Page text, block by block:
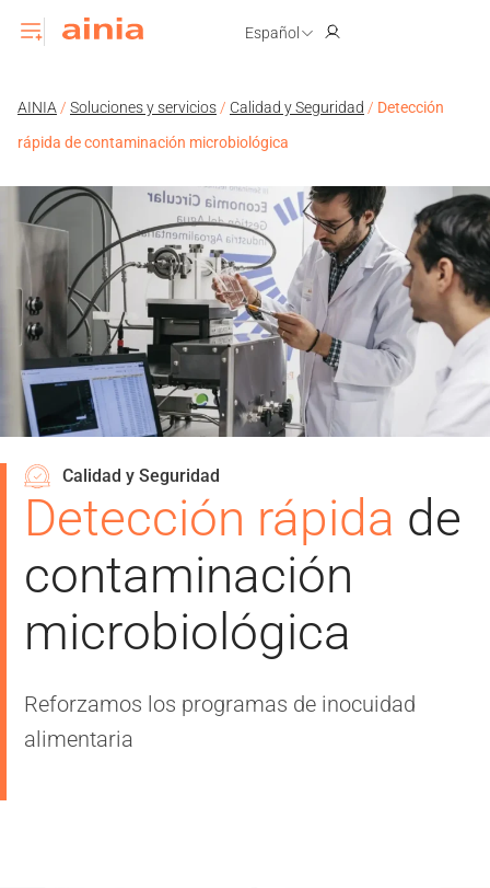
Español
AINIA / Soluciones y servicios / Calidad y Seguridad / Detección
rápida de contaminación microbiológica
Calidad y Seguridad
Detección rápida de
contaminación
microbiológica
Reforzamos los programas de inocuidad
alimentaria